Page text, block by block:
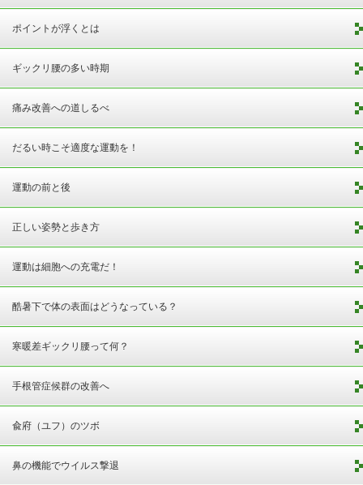
ポイントが浮くとは
ギックリ腰の多い時期
痛み改善への道しるべ
だるい時こそ適度な運動を！
運動の前と後
正しい姿勢と歩き方
運動は細胞への充電だ！
酷暑下で体の表面はどうなっている？
寒暖差ギックリ腰って何？
手根管症候群の改善へ
兪府（ユフ）のツボ
鼻の機能でウイルス撃退